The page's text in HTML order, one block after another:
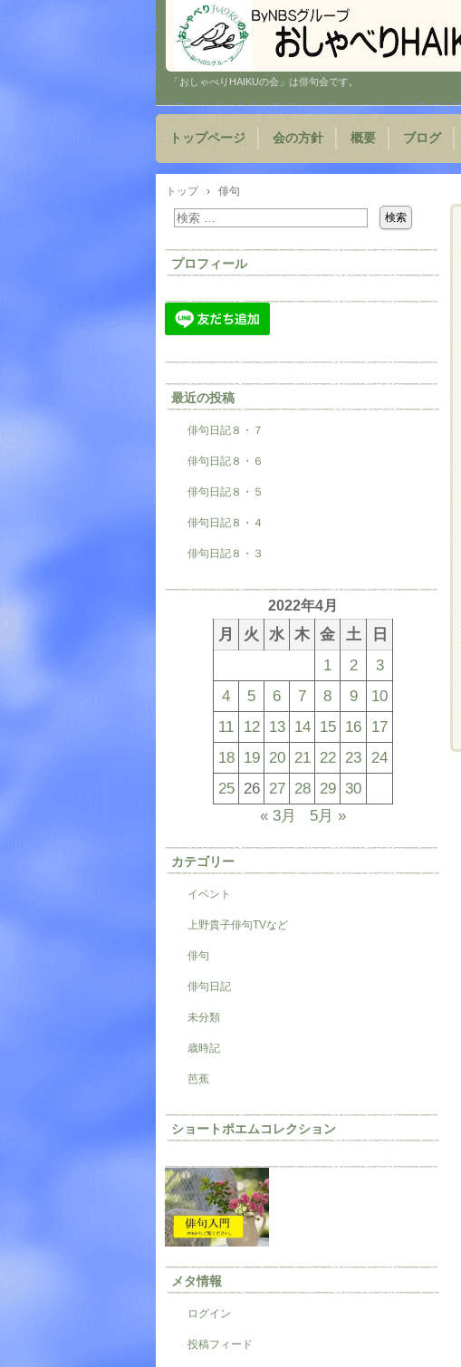
「おしゃべりHAIKUの会」は俳句会です。
トップページ 会の方針 概要 ブログ
トップ › 俳句
プロフィール
最近の投稿
俳句日記８・７
俳句日記８・６
俳句日記８・５
俳句日記８・４
俳句日記８・３
2022年4月
月 火 水 木 金 土
日
1
2
3
4
5 6 7 8 9
10
11 12 13 14 15 16 17
18 19 20 21 22 23 24
25 26 27 28 29 30
« 3月
5月 »
カテゴリー
イベント
上野貴子俳句TVなど
俳句
俳句日記
未分類
歳時記
芭蕉
ショートポエムコレクション
メタ情報
ログイン
投稿フィード